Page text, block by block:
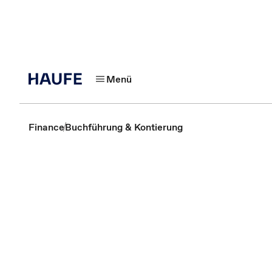
Menü
FinanceBuchführung & Kontierung